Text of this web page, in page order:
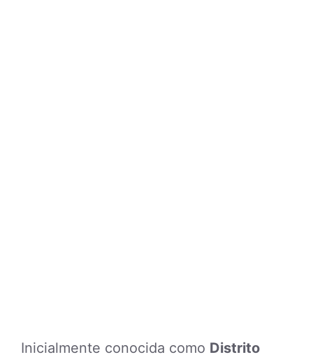
Inicialmente conocida como Distrito